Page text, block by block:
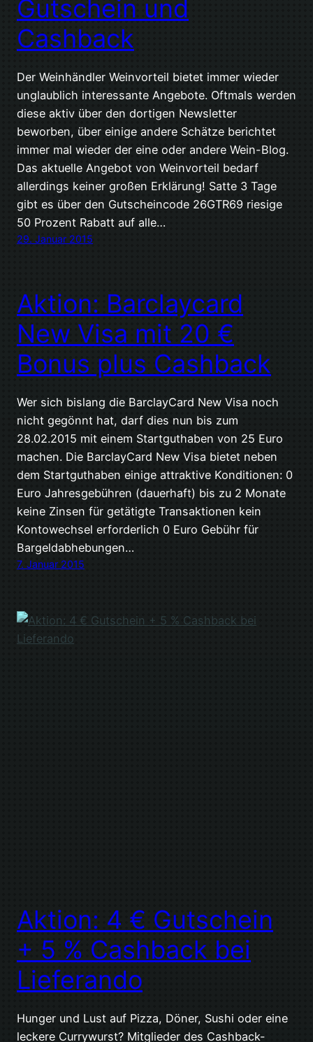
Gutschein und
Cashback
Der Weinhändler Weinvorteil bietet immer wieder
unglaublich interessante Angebote. Oftmals werden
diese aktiv über den dortigen Newsletter
beworben, über einige andere Schätze berichtet
immer mal wieder der eine oder andere Wein-Blog.
Das aktuelle Angebot von Weinvorteil bedarf
allerdings keiner großen Erklärung! Satte 3 Tage
gibt es über den Gutscheincode 26GTR69 riesige
50 Prozent Rabatt auf alle…
29. Januar 2015
Aktion: Barclaycard
New Visa mit 20 €
Bonus plus Cashback
Wer sich bislang die BarclayCard New Visa noch
nicht gegönnt hat, darf dies nun bis zum
28.02.2015 mit einem Startguthaben von 25 Euro
machen. Die BarclayCard New Visa bietet neben
dem Startguthaben einige attraktive Konditionen: 0
Euro Jahresgebühren (dauerhaft) bis zu 2 Monate
keine Zinsen für getätigte Transaktionen kein
Kontowechsel erforderlich 0 Euro Gebühr für
Bargeldabhebungen…
7. Januar 2015
Aktion: 4 € Gutschein
+ 5 % Cashback bei
Lieferando
Hunger und Lust auf Pizza, Döner, Sushi oder eine
leckere Currywurst? Mitglieder des Cashback-